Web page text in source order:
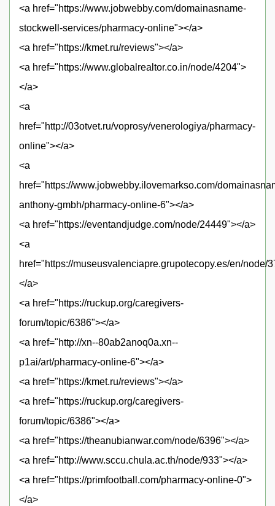
<a href="https://www.jobwebby.com/domainasname-
stockwell-services/pharmacy-online"></a>
<a href="https://kmet.ru/reviews"></a>
<a href="https://www.globalrealtor.co.in/node/4204">
</a>
<a
href="http://03otvet.ru/voprosy/venerologiya/pharmacy-
online"></a>
<a
href="https://www.jobwebby.ilovemarkso.com/
anthony-gmbh/pharmacy-online-6"></a>
<a href="https://eventandjudge.com/node/24449"></a>
<a
href="https://museusvalenciapre.grupotecopy.es/en/node/
</a>
<a href="https://ruckup.org/caregivers-
forum/topic/6386"></a>
<a href="http://xn--80ab2anoq0a.xn--
p1ai/art/pharmacy-online-6"></a>
<a href="https://kmet.ru/reviews"></a>
<a href="https://ruckup.org/caregivers-
forum/topic/6386"></a>
<a href="https://theanubianwar.com/node/6396"></a>
<a href="http://www.sccu.chula.ac.th/node/933"></a>
<a href="https://primfootball.com/pharmacy-online-0">
</a>